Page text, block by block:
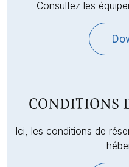
Consultez les
CONDITIONS
Ici, les conditions de